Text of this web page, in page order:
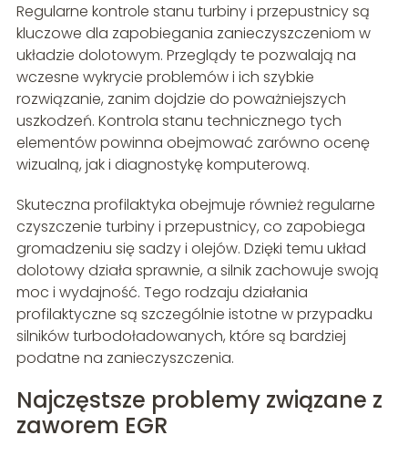
Regularne kontrole stanu turbiny i przepustnicy są
kluczowe dla zapobiegania zanieczyszczeniom w
układzie dolotowym. Przeglądy te pozwalają na
wczesne wykrycie problemów i ich szybkie
rozwiązanie, zanim dojdzie do poważniejszych
uszkodzeń. Kontrola stanu technicznego tych
elementów powinna obejmować zarówno ocenę
wizualną, jak i diagnostykę komputerową.
Skuteczna profilaktyka obejmuje również regularne
czyszczenie turbiny i przepustnicy, co zapobiega
gromadzeniu się sadzy i olejów. Dzięki temu układ
dolotowy działa sprawnie, a silnik zachowuje swoją
moc i wydajność. Tego rodzaju działania
profilaktyczne są szczególnie istotne w przypadku
silników turbodoładowanych, które są bardziej
podatne na zanieczyszczenia.
Najczęstsze problemy związane z
zaworem EGR